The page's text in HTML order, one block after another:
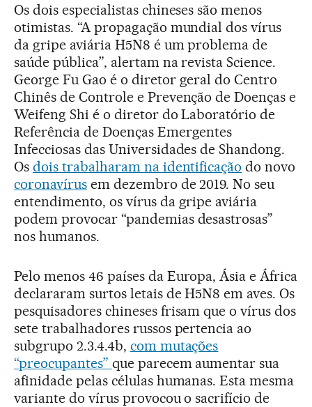
Os dois especialistas chineses são menos
otimistas. “A propagação mundial dos vírus
da gripe aviária H5N8 é um problema de
saúde pública”, alertam na revista Science.
George Fu Gao é o diretor geral do Centro
Chinês de Controle e Prevenção de Doenças e
Weifeng Shi é o diretor do Laboratório de
Referência de Doenças Emergentes
Infecciosas das Universidades de Shandong.
Os dois trabalharam na identificação do novo
coronavírusem dezembro de 2019. No seu
entendimento, os vírus da gripe aviária
podem provocar “pandemias desastrosas”
nos humanos.
Pelo menos 46 países da Europa, Ásia e África
declararam surtos letais de H5N8 em aves. Os
pesquisadores chineses frisam que o vírus dos
sete trabalhadores russos pertencia ao
subgrupo 2.3.4.4b, com mutações
“preocupantes” que parecem aumentar sua
afinidade pelas células humanas. Esta mesma
variante do vírus provocou o sacrifício de